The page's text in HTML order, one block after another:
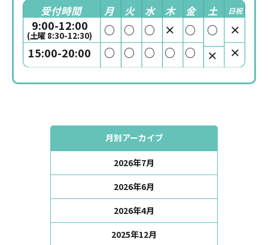
受付時間 月 火 水 木 金 土 日祝
9:00-12:00
(土曜 8:30-12:30) ○ ○ ○ × ○ ○
×
15:00-20:00
○ ○ ○ ○ ○ × ×
月別アーカイブ
2026年7月
2026年6月
2026年4月
2025年12月